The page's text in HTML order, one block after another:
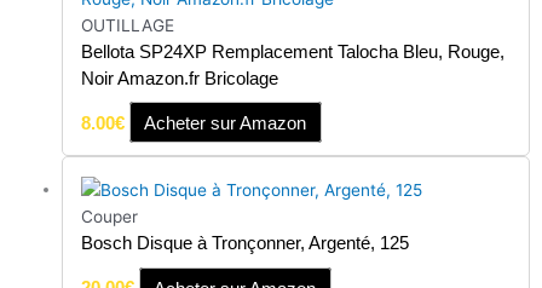
OUTILLAGE
Bellota SP24XP Remplacement Talocha Bleu, Rouge,
Noir Amazon.fr Bricolage
8.00€ Acheter sur Amazon
Couper
Bosch Disque à Tronçonner, Argenté, 125